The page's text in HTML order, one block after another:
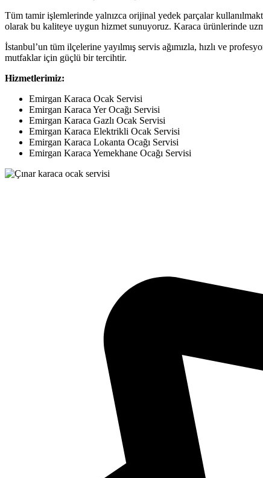
Tüm tamir işlemlerinde yalnızca orijinal yedek parçalar
olarak bu kaliteye uygun hizmet sunuyoruz. Karaca ürünlerinde
İstanbul’un tüm ilçelerine yayılmış servis ağımızla, hızlı ve
mutfaklar için güçlü bir tercihtir.
Hizmetlerimiz:
Emirgan Karaca Ocak Servisi
Emirgan Karaca Yer Ocağı Servisi
Emirgan Karaca Gazlı Ocak Servisi
Emirgan Karaca Elektrikli Ocak Servisi
Emirgan Karaca Lokanta Ocağı Servisi
Emirgan Karaca Yemekhane Ocağı Servisi